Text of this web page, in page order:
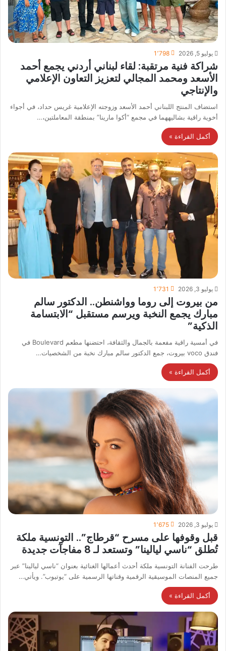
يوليو 5, 2026 1٬798
شراكة فنية مرتقبة: لقاء لبناني أردني يجمع أحمد
الأسعد ومحمد المجالي لتعزيز التعاون الإعلامي
والإنتاجي
استضاف المنتج اللبناني أحمد الأسعد وزوجته الإعلامية غريس حداد، في أجواء
أخوية راقية بشاليههما في مجمع “أكوا مارينا” بمنطقة المعاملتين،…
أكمل القراءة »
يوليو 3, 2026 1٬731
من بيروت إلى روما وواشنطن.. الدكتور سالم
مبارك يجمع النخبة ويرسم مستقبل “الابتسامة
الذكية”
في أمسية راقية مفعمة بالجمال والثقافة، احتضنها مطعم Boulevard في
فندق voco بيروت، جمع الدكتور سالم مبارك نخبة من الشخصيات…
أكمل القراءة »
يوليو 3, 2026 1٬675
قبل وقوفها على مسرح “قرطاج”.. التونسية ملكة
تُطلق “ناسي ليالينا” وتستعد لـ 8 مفاجآت جديدة
طرحت الفنانة التونسية ملكة أحدث أعمالها الغنائية بعنوان “ناسي ليالينا” عبر
جميع المنصات الموسيقية الرقمية وقناتها الرسمية على “يوتيوب”. ويأتي…
أكمل القراءة »